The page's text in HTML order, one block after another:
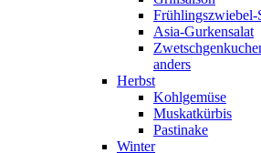
Frühlingszwiebel-
Asia-Gurkensalat
anders
Herbst
Kohlgemüse
Muskatkürbis
Pastinake
Winter